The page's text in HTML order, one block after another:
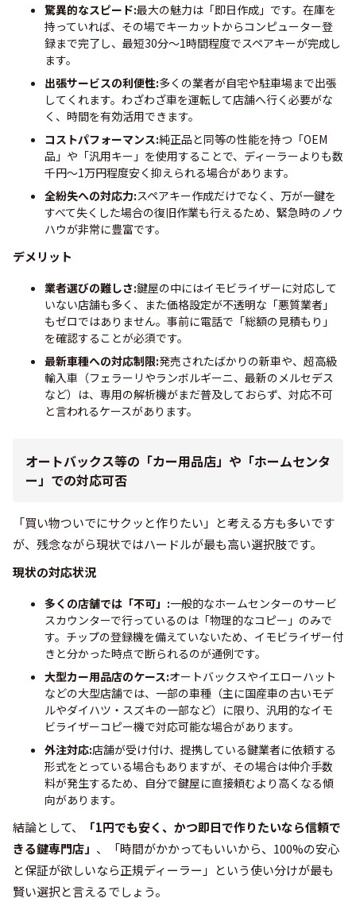
驚異的なスピード:最大の魅力は「即日作成」です。在庫を
持っていれば、その場でキーカットからコンピューター登
録まで完了し、最短30分〜1時間程度でスペアキーが完成し
ます。
出張サービスの利便性:多くの業者が自宅や駐車場まで出張
してくれます。わざわざ車を運転して店舗へ行く必要がな
く、時間を有効活用できます。
コストパフォーマンス:純正品と同等の性能を持つ「OEM
品」や「汎用キー」を使用することで、ディーラーよりも数
千円〜1万円程度安く抑えられる場合があります。
全紛失への対応力:スペアキー作成だけでなく、万が一鍵を
すべて失くした場合の復旧作業も行えるため、緊急時のノウ
ハウが非常に豊富です。
デメリット
業者選びの難しさ:鍵屋の中にはイモビライザーに対応して
いない店舗も多く、また価格設定が不透明な「悪質業者」
もゼロではありません。事前に電話で「総額の見積もり」
を確認することが必須です。
最新車種への対応制限:発売されたばかりの新車や、超高級
輸入車（フェラーリやランボルギーニ、最新のメルセデス
など）は、専用の解析機がまだ普及しておらず、対応不可
と言われるケースがあります。
オートバックス等の「カー用品店」や「ホームセンタ
ー」での対応可否
「買い物ついでにサクッと作りたい」と考える方も多いです
が、残念ながら現状ではハードルが最も高い選択肢です。
現状の対応状況
多くの店舗では「不可」:一般的なホームセンターのサービ
スカウンターで行っているのは「物理的なコピー」のみで
す。チップの登録機を備えていないため、イモビライザー付
きと分かった時点で断られるのが通例です。
大型カー用品店のケース:オートバックスやイエローハット
などの大型店舗では、一部の車種（主に国産車の古いモデ
ルやダイハツ・スズキの一部など）に限り、汎用的なイモ
ビライザーコピー機で対応可能な場合があります。
外注対応:店舗が受け付け、提携している鍵業者に依頼する
形式をとっている場合もありますが、その場合は仲介手数
料が発生するため、自分で鍵屋に直接頼むより高くなる傾
向があります。
結論として、
「1円でも安く、かつ即日で作りたいなら信頼で
きる鍵専門店」 、「時間がかかってもいいから、100%の安心
と保証が欲しいなら正規ディーラー」という使い分けが最も
賢い選択と言えるでしょう。